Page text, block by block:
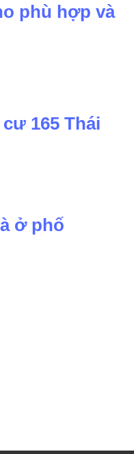
phù hợp và
165 Thái
ở phố